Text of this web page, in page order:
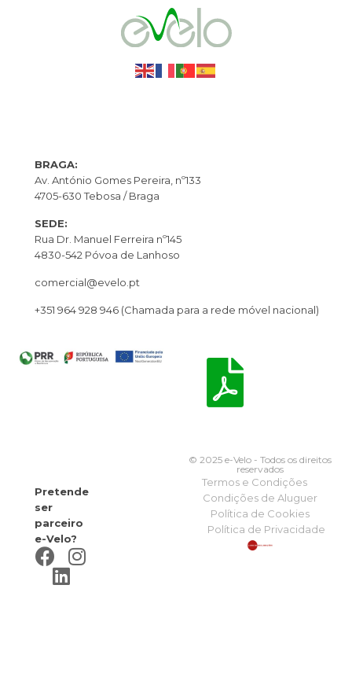
BRAGA:
Av. António Gomes Pereira, nº133
4705-630 Tebosa / Braga
SEDE:
Rua Dr. Manuel Ferreira nº145
4830-542 Póvoa de Lanhoso
comercial@evelo.pt
+351 964 928 946 (Chamada para a rede móvel nacional)
Pretende
ser
parceiro
e-Velo?
© 2025 e-Velo - Todos os direitos
reservados
Termos e Condições
Condições de Aluguer
Política de Cookies
Política de Privacidade